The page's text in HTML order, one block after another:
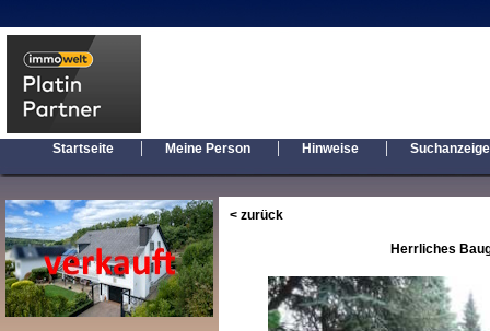
Startseite | Meine Person | Hinweise |
< zurück
Herrliches